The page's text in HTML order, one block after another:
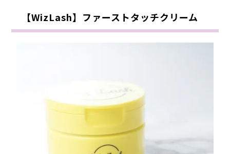
【WizLash】ファーストタッチクリーム